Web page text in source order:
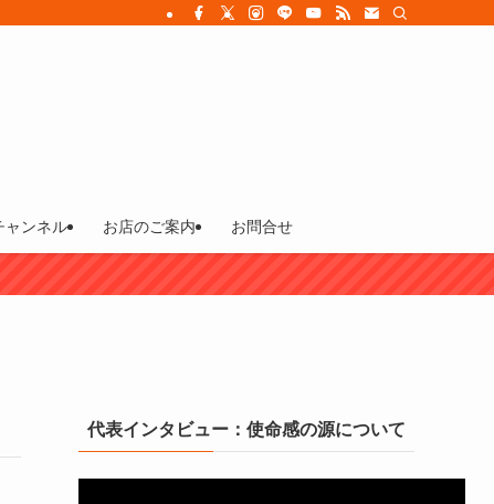
ャンネル お店のご案内 お問合せ
代表インタビュー：使命感の源について